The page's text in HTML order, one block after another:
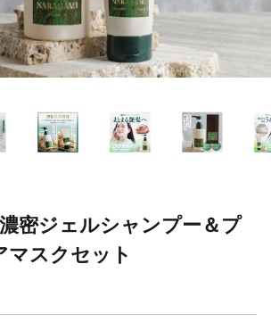
密ジェルシャンプー＆プ
マスクセット